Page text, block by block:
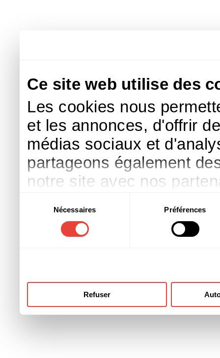
Ce site web utilise des
Les cookies nous
et les annonces, d'offrir
médias sociaux et
partageons également
notre site avec nos
d'autres informations
ont collectées lors de
consentement
Nécessaires Préférences
Refuser